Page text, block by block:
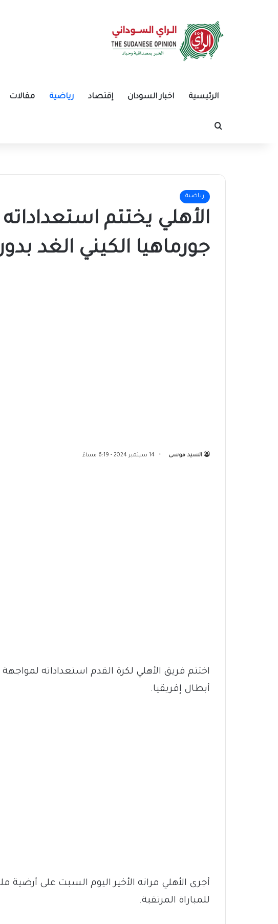
الرئيسية اخبار السودان إقتصاد رياضية مقالات
بحث عن
رياضية
الأهلي يختتم
جورماهيا الكيني الغد
السيد موسى 14 سبتمبر 2024 - 6:19 مساءً
اختتم فريق الأهلي لكرة القدم استعداداته
أبطال إفريقيا.
أجرى الأهلي مرانه الأخير اليوم السبت على أرضية
للمباراة المرتقبة.